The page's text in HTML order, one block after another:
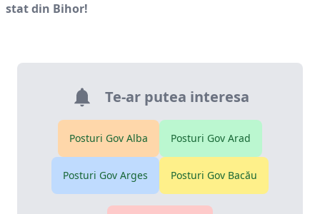
stat din Bihor!
Te-ar putea interesa
Posturi Gov Alba Posturi Gov Arad
Posturi Gov Arges Posturi Gov Bacău